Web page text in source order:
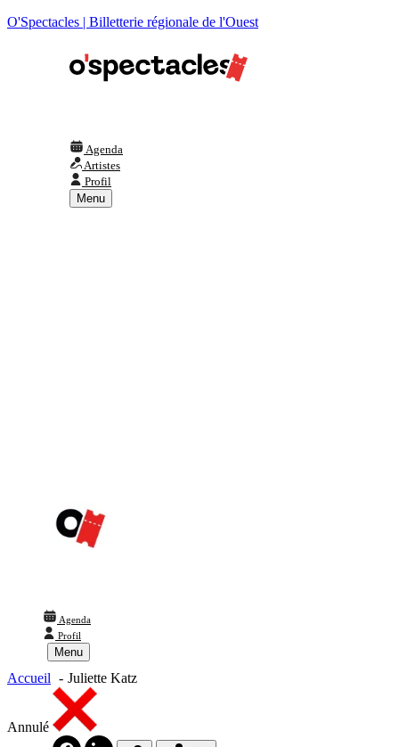
O'Spectacles | Billetterie régionale de l'Ouest
Agenda
Artistes
Profil
Menu
Agenda
Profil
Menu
Accueil Juliette Katz
Annulé